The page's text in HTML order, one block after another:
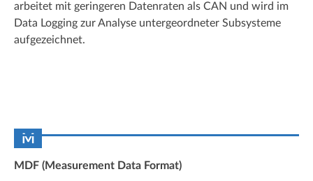
arbeitet mit geringeren Datenraten als CAN und wird im
Data Logging zur Analyse untergeordneter Subsysteme
aufgezeichnet.
M
MDF (Measurement Data Format)